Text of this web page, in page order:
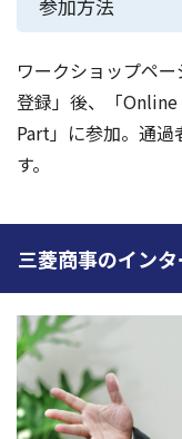
参加方法
ワークショップペ
登録」後、「
Part」に参加。通
す。
三菱商事のイン